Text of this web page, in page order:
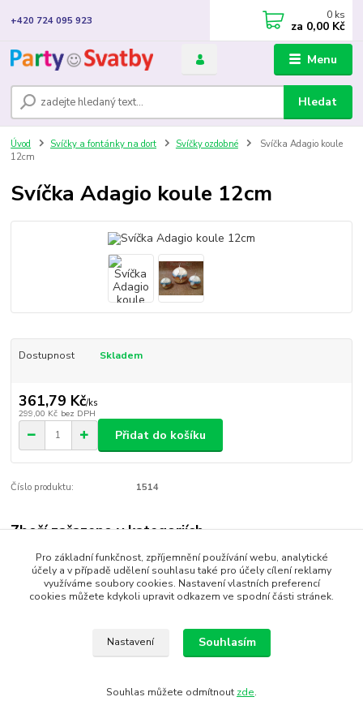
Menu
Hledat
+420 724 095 923 0 ks
za 0,00 Kč
Úvod Svíčky a fontánky na dort Svíčky ozdobné
Svíčka Adagio koule
12cm
Svíčka Adagio koule 12cm
Dostupnost Skladem
361,79 Kč/ks
299,00 Kč bez DPH
Přidat do košíku
Číslo produktu: 1514
Zboží zařazeno v kategoriích
Svíčky ozdobné
SEO, design, výroba, administrace - MEDIASYS
Pro základní funkčnost, zpříjemnění používání webu, analytické
účely a v případě udělení souhlasu také pro účely cílení reklamy
využíváme soubory cookies. Nastavení vlastních preferencí
cookies můžete kdykoli upravit odkazem ve spodní části stránek.
Nastavení Souhlasím
Souhlas můžete odmítnout zde.